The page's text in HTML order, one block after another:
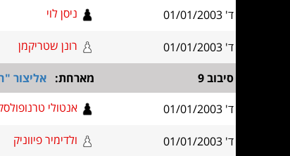
ד' 01/01/2003 ניסן לוי
ד' 01/01/2003 רונן שטריקמן
סיבוב 9 מארחת: אליצור
ד' 01/01/2003
אנטולי
ד' 01/01/2003 ולדימיר פיווניק